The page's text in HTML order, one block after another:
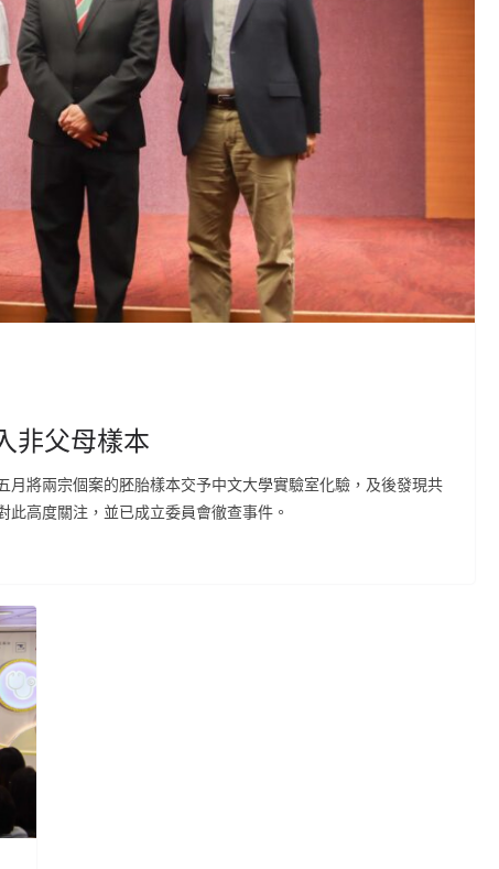
非父母樣本
將兩宗個案的胚胎樣本交予中文大學實驗室化驗，及後發現共
高度關注，並已成立委員會徹查事件。